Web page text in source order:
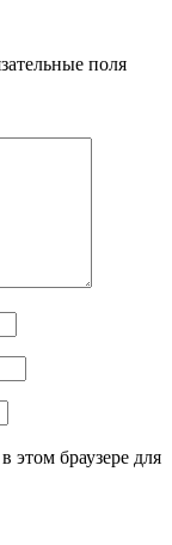
поля
этом браузере для